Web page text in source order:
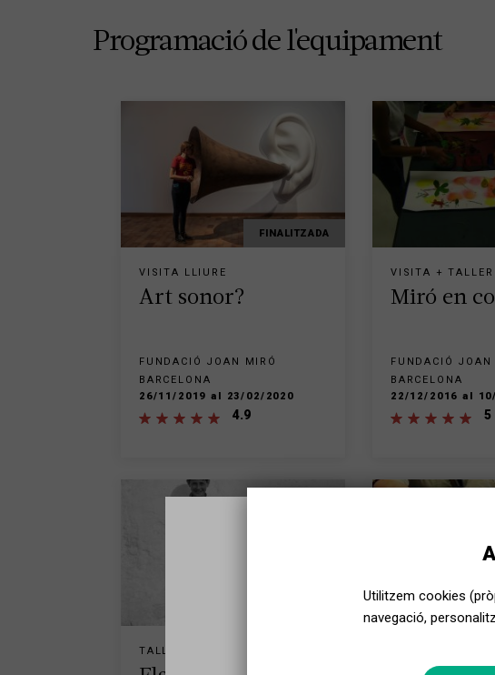
Programació de l'equipament
FINALITZADA
VISITA LLIURE
Art sonor?
FUNDACIÓ JOAN MIRÓ
BARCELONA
26/11/2019 al 23/02/2020
4.9
VISITA + TALLER
Miró en
FUNDACIÓ JOAN
BARCELONA
22/12/2016 al
5
TALLER
Utilitzem cookies
navegació,